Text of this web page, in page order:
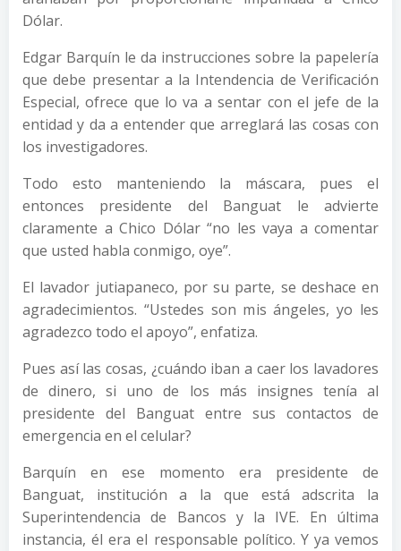
Dólar.
Edgar Barquín le da instrucciones sobre la papelería
que debe presentar a la Intendencia de Verificación
Especial, ofrece que lo va a sentar con el jefe de la
entidad y da a entender que arreglará las cosas con
los investigadores.
Todo esto manteniendo la máscara, pues el
entonces presidente del Banguat le advierte
claramente a Chico Dólar “no les vaya a comentar
que usted habla conmigo, oye”.
El lavador jutiapaneco, por su parte, se deshace en
agradecimientos. “Ustedes son mis ángeles, yo les
agradezco todo el apoyo”, enfatiza.
Pues así las cosas, ¿cuándo iban a caer los lavadores
de dinero, si uno de los más insignes tenía al
presidente del Banguat entre sus contactos de
emergencia en el celular?
Barquín en ese momento era presidente de
Banguat, institución a la que está adscrita la
Superintendencia de Bancos y la IVE. En última
instancia, él era el responsable político. Y ya vemos